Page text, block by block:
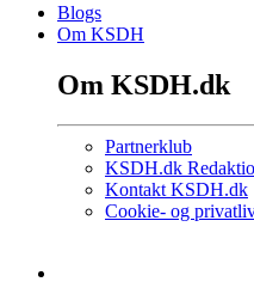
Blogs
Om KSDH
Om KSDH.dk
Partnerklub
KSDH.dk
Kontakt KSDH.dk
Cookie- og